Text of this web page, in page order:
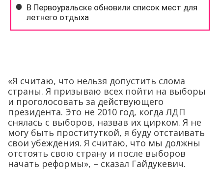
«Я считаю, что нельзя допустить слома
страны. Я призываю всех пойти на выборы
и проголосовать за действующего
президента. Это не 2010 год, когда ЛДП
снялась с выборов, назвав их цирком. Я не
могу быть проституткой, я буду отстаивать
свои убеждения. Я считаю, что мы должны
отстоять свою страну и после выборов
начать реформы», – сказал Гайдукевич.